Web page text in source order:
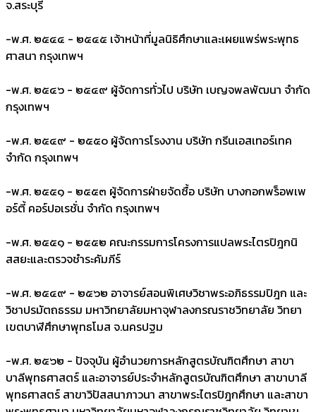
จ.สระบุรี
-พ.ศ. ๒๕๔๔ - ๒๕๔๕ เจ้าหน้าที่มูลนิธิศึกษาและเผยแพร่พระพุทธ
ศาสนา กรุงเทพฯ
-พ.ศ. ๒๕๔๖ - ๒๕๔๙ ผู้จัดการทั่วไป บริษัท เบญจพลพัฒนา จำกัด
กรุงเทพฯ
-พ.ศ. ๒๕๔๙ - ๒๕๕๐ ผู้จัดการโรงงาน บริษัท กรีนเอสเทอร์เทค
จำกัด กรุงเทพฯ
-พ.ศ. ๒๕๕๑ - ๒๕๕๓ ผู้จัดการฝ่ายจัดซื้อ บริษัท บางกอกพร็อพเพ
อร์ตี้ คอร์ปอเรชั่น จำกัด กรุงเทพฯ
-พ.ศ. ๒๕๕๑ - ๒๕๕๒ คณะกรรมการโครงการแปลพระไตรปิฎกนิ
สสยะและตรวจชำระคัมภีร์
-พ.ศ. ๒๕๔๙ - ๒๕๖๒ อาจารย์สอนพิเศษวิชาพระอภิธรรมปิฎก และ
วิชาปรมัตถธรรม มหาวิทยาลัยมหาจุฬาลงกรณราชวิทยาลัย วิทยา
เขตบาฬีศึกษาพุทธโมส จ.นครปฐม
-พ.ศ. ๒๕๖๒ - ปัจจุบัน ผู้อำนวยการหลักสูตรบัณฑิตศึกษา สาขา
บาลีพุทธศาสตร์ และอาจารย์ประจำหลักสูตรบัณฑิตศึกษา สาขาบาลี
พุทธศาสตร์ สาขาวิปัสสนาภาวนา สาขาพระไตรปิฎกศึกษา และสาขา